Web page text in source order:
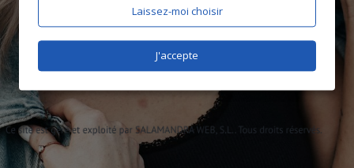
Laissez-moi choisir
J'accepte